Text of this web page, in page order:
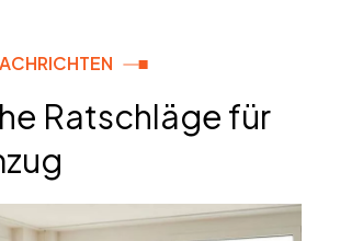
Ratschläge für